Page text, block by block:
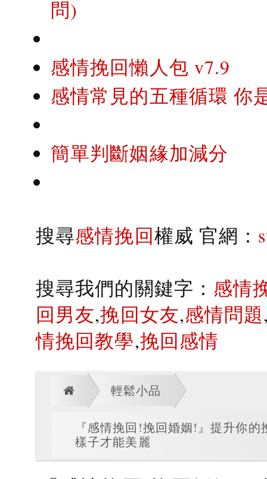
問)
感情挽回懶人包 v7.9
感情常見的五種循環 你
簡單判斷姻緣加減分
搜尋感情挽回權威 官網：
搜尋我們的關鍵字： 感情
回男友,挽回女友,感情問題
情挽回教學,挽回感情
輕鬆小品
『感情挽回!挽回婚姻!』提升你
樣子才能美麗